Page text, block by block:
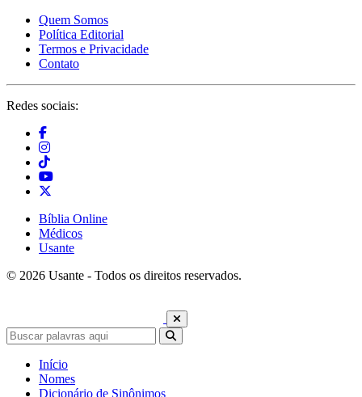
Quem Somos
Política Editorial
Termos e Privacidade
Contato
Redes sociais:
Bíblia Online
Médicos
Usante
© 2026 Usante - Todos os direitos reservados.
Início
Nomes
Dicionário de Sinônimos